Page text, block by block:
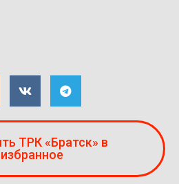
ТРК «Братск» в
избранное